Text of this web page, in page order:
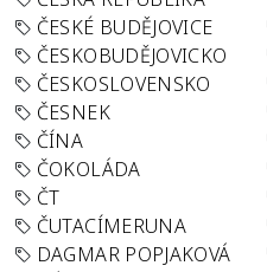
ČESKÉ BUDĚJOVICE
ČESKOBUDĚJOVICKO
ČESKOSLOVENSKO
ČESNEK
ČÍNA
ČOKOLÁDA
ČT
ČUTACÍMERUNA
DAGMAR POPJAKOVÁ